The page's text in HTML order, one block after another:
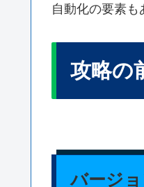
自動化の要素も
攻略の
バージ